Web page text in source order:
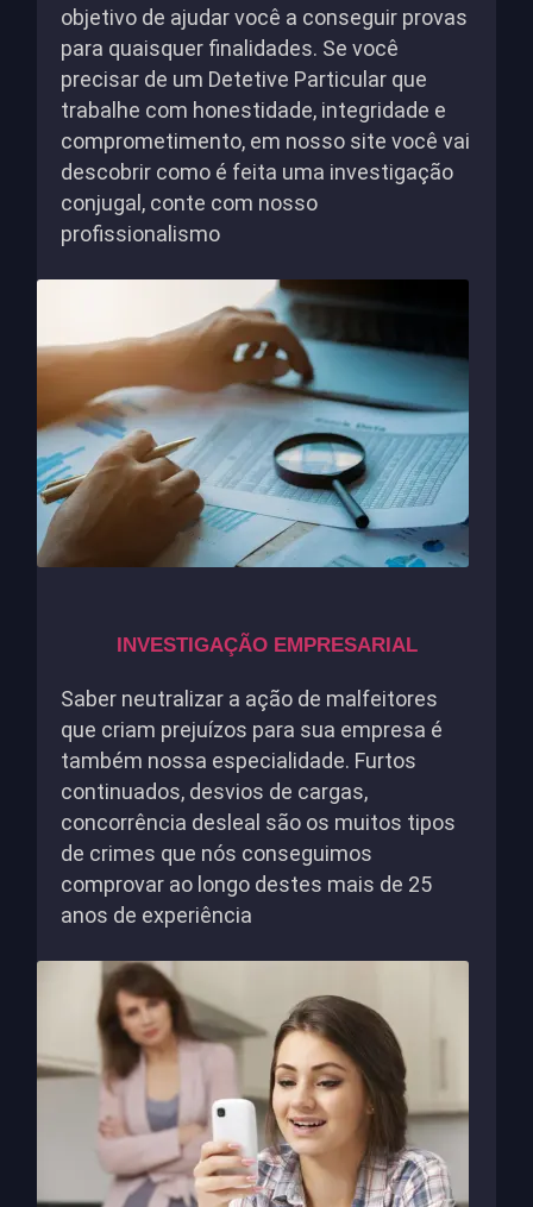
objetivo de ajudar você a conseguir provas
para quaisquer finalidades. Se você
precisar de um Detetive Particular que
trabalhe com honestidade, integridade e
comprometimento, em nosso site você vai
descobrir como é feita uma investigação
conjugal, conte com nosso
profissionalismo
INVESTIGAÇÃO EMPRESARIAL
Saber neutralizar a ação de malfeitores
que criam prejuízos para sua empresa é
também nossa especialidade. Furtos
continuados, desvios de cargas,
concorrência desleal são os muitos tipos
de crimes que nós conseguimos
comprovar ao longo destes mais de 25
anos de experiência